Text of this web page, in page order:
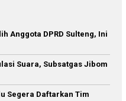
Anggota DPRD Sulteng, Ini
Suara, Subsatgas Jibom
Segera Daftarkan Tim